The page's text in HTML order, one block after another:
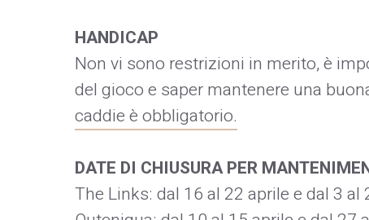
HANDICAP
Non vi sono restrizioni in merito, è
del gioco e saper mantenere una
caddie è obbligatorio.
DATE DI CHIUSURA PER
The Links: dal 16 al 22 aprile e dal 3